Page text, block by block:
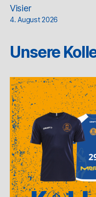
Visier
4. August 2026
Unsere